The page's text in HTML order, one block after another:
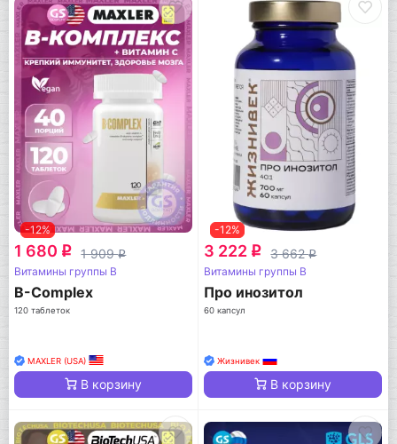
-12%
1 680 q 1 909q
Витамины группы B
B-Complex
120 таблеток
MAXLER (USA)
В корзину
-12%
3 222 q 3 662q
Витамины группы B
Про инозитол
60 капсул
Жизнивек
В корзину